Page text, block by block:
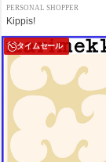
PERSONAL SHOPPER
Kippis!
タイムセール